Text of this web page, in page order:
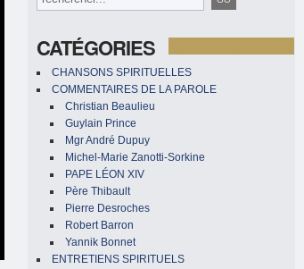
CATÉGORIES
CHANSONS SPIRITUELLES
COMMENTAIRES DE LA PAROLE
Christian Beaulieu
Guylain Prince
Mgr André Dupuy
Michel-Marie Zanotti-Sorkine
PAPE LÉON XIV
Père Thibault
Pierre Desroches
Robert Barron
Yannik Bonnet
ENTRETIENS SPIRITUELS